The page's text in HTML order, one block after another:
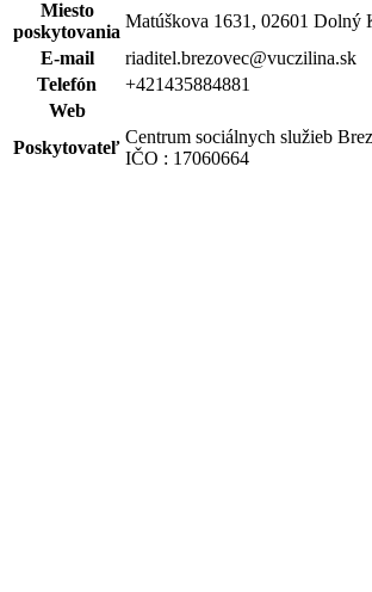
Miesto
poskytovania
Matúškova 1631, 02601 Dolný
E-mail
riaditel.brezovec@vuczilina.sk
Telefón
+421435884881
Web
Poskytovateľ
Centrum sociálnych služieb
IČO : 17060664